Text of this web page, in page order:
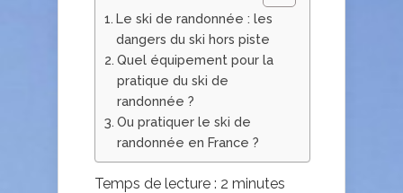
Le ski de randonnée : les
dangers du ski hors piste
Quel équipement pour la
pratique du ski de
randonnée ?
Ou pratiquer le ski de
randonnée en France ?
Temps de lecture : 2 minutes